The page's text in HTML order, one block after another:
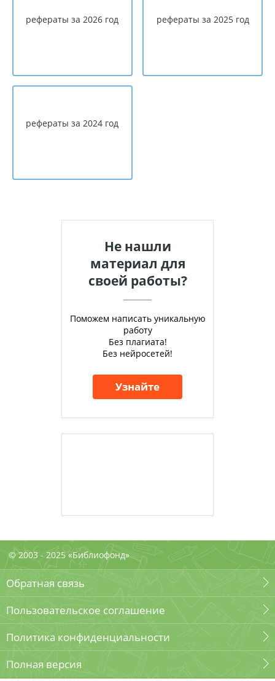
рефераты за 2026 год рефераты за 2025 год
рефераты за 2024 год
Не нашли
материал для
своей работы?
Поможем написать уникальную
работу
Без плагиата!
Без нейросетей!
Узнайте
© 2003 - 2025 «Библиофонд»
Обратная связь
Пользовательское соглашение
Политика конфиденциальности
Полная версия